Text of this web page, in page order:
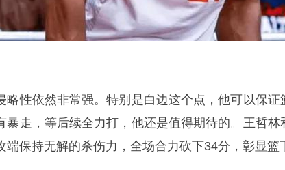
略性依然非常强。特别是白边这个点，他可以保
暴走，等后续全力打，他还是值得期待的。王哲
端保持无解的杀伤力，全场合力砍下34分，彰显篮